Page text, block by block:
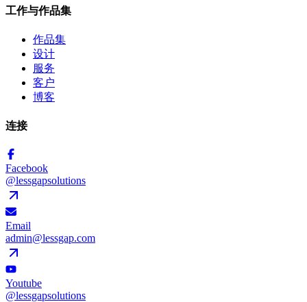
工作与作品集
作品集
设计
服务
客户
博客
连接
Facebook
@lessgapsolutions
Email
admin@lessgap.com
Youtube
@lessgapsolutions